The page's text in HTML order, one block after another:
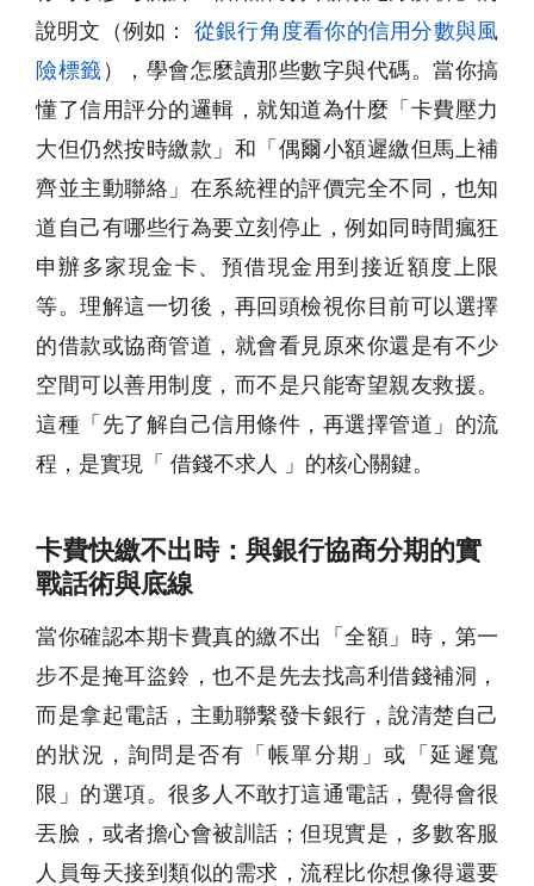
說明文（例如：
從銀行角度看你的信用分數與風
險標籤），學會怎麼讀那些數字與代碼。當你搞
懂了信用評分的邏輯，就知道為什麼「卡費壓力
大但仍然按時繳款」和「偶爾小額遲繳但馬上補
齊並主動聯絡」在系統裡的評價完全不同，也知
道自己有哪些行為要立刻停止，例如同時間瘋狂
申辦多家現金卡、預借現金用到接近額度上限
等。理解這一切後，再回頭檢視你目前可以選擇
的借款或協商管道，就會看見原來你還是有不少
空間可以善用制度，而不是只能寄望親友救援。
這種「先了解自己信用條件，再選擇管道」的流
程，是實現「 借錢不求人 」的核心關鍵。
卡費快繳不出時：與銀行協商分期的實
戰話術與底線
當你確認本期卡費真的繳不出「全額」時，第一
步不是掩耳盜鈴，也不是先去找高利借錢補洞，
而是拿起電話，主動聯繫發卡銀行，說清楚自己
的狀況，詢問是否有「帳單分期」或「延遲寬
限」的選項。很多人不敢打這通電話，覺得會很
丟臉，或者擔心會被訓話；但現實是，多數客服
人員每天接到類似的需求，流程比你想像得還要